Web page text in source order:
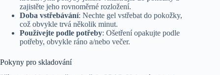
zajistěte jeho rovnoměrné rozložení.
Doba vstřebávání: Nechte gel vstřebat do pokožky,
což obvykle trvá několik minut.
Používejte podle potřeby: Ošetření opakujte podle
potřeby, obvykle ráno a/nebo večer.
Pokyny pro skladování